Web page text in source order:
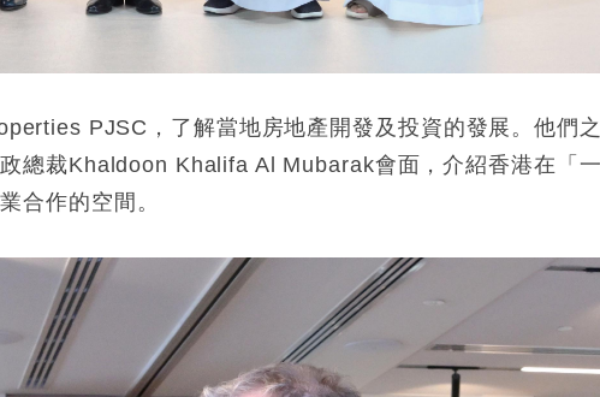
PJSC，了解當地房地產開發及投資的發展。他們
總裁Khaldoon Khalifa Al Mubarak會面，介紹香港在「
合作的空間。